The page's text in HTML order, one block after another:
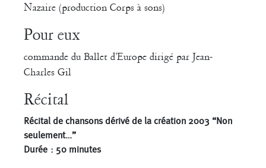
Nazaire (production Corps à sons)
Pour eux
commande du Ballet d’Europe dirigé par Jean-
Charles Gil
Récital
Récital de chansons dérivé de la création 2003 “Non
seulement…”
Durée : 50 minutes